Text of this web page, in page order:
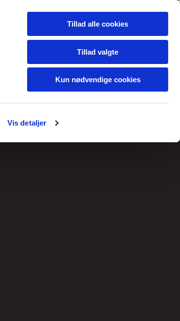
Vis detaljer
Tillad alle cookies
Tillad valgte
Kun nødvendige cookies